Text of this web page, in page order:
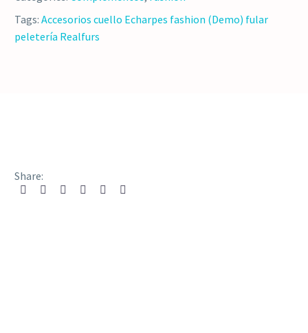
Tags: Accesorios cuello Echarpes fashion (Demo) fular
peletería Realfurs
Share: